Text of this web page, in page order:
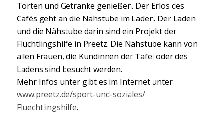
Torten und Getränke genießen. Der Erlös des
Cafés geht an die Nähstube im Laden. Der Laden
und die Nähstube darin sind ein Projekt der
Flüchtlingshilfe in Preetz. Die Nähstube kann von
allen Frauen, die Kundinnen der Tafel oder des
Ladens sind besucht werden.
Mehr Infos unter gibt es im Internet unter
www.preetz.de/sport-und-soziales/
Fluechtlingshilfe.